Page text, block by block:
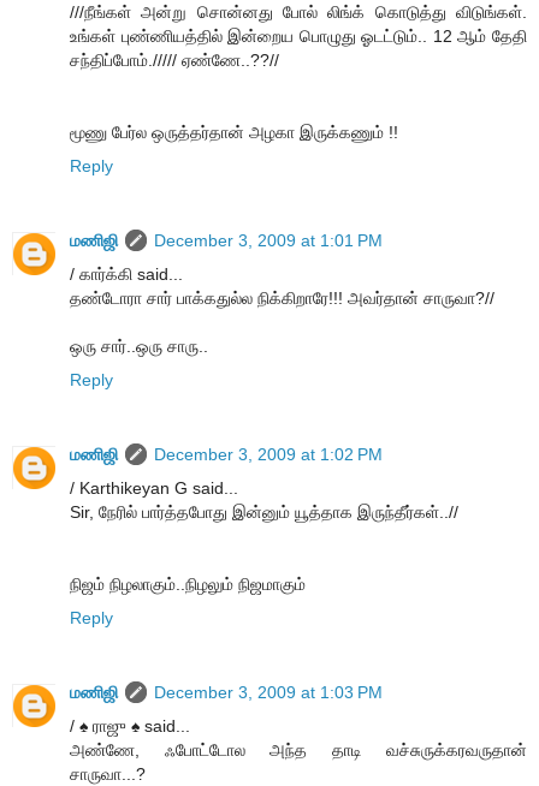
///நீங்கள் அன்று சொன்னது போல் லிங்க் கொடுத்து விடுங்கள்.
உங்கள் புண்ணியத்தில் இன்றைய பொழுது ஓடட்டும்.. 12 ஆம் தேதி
சந்திப்போம்.///// ஏண்ணே..??//
மூணு பேர்ல ஒருத்தர்தான் அழகா இருக்கணும் !!
Reply
மணிஜி
December 3, 2009 at 1:01 PM
/ கார்க்கி said...
தண்டோரா சார் பாக்கதுல்ல நிக்கிறாரே!!! அவர்தான் சாருவா?//
ஒரு சார்..ஒரு சாரு..
Reply
மணிஜி
December 3, 2009 at 1:02 PM
/ Karthikeyan G said...
Sir, நேரில் பார்த்தபோது இன்னும் யூத்தாக இருந்தீர்கள்..//
நிஜம் நிழலாகும்..நிழலும் நிஜமாகும்
Reply
மணிஜி
December 3, 2009 at 1:03 PM
/ ♠ ராஜு ♠ said...
அண்ணே, ஃபோட்டோல அந்த தாடி வச்சுருக்கரவருதான்
சாருவா...?